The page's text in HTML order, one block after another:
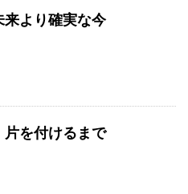
来より確実な今
片を付けるまで